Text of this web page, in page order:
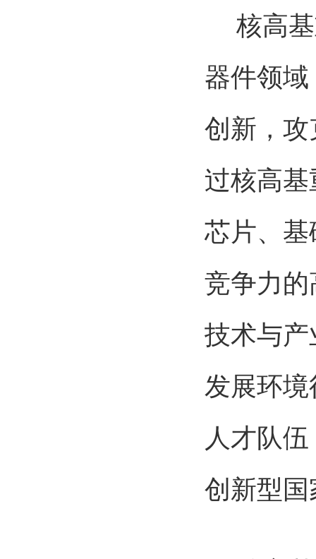
核高基
器件领
创新，
过核高
芯片、
竞争力
技术与
发展环
人才队
创新型